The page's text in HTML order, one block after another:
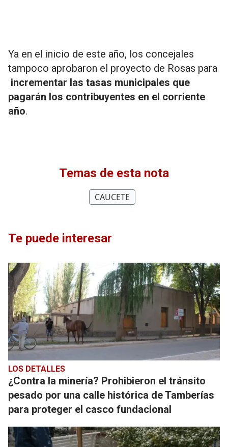
Ya en el inicio de este año, los concejales
tampoco aprobaron el proyecto de Rosas para
incrementar las tasas municipales que
pagarán los contribuyentes en el corriente
año.
Temas de esta nota
CAUCETE
Te puede interesar
LOS DETALLES
¿Contra la minería? Prohibieron el tránsito
pesado por una calle histórica de Tamberías
para proteger el casco fundacional